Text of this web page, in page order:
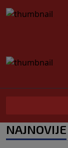
NAJNOVIJE